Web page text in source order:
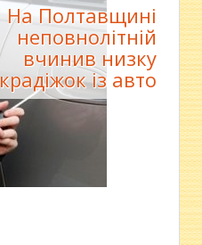
На Полтавщині
неповнолітній
вчинив низку
крадіжок із авто